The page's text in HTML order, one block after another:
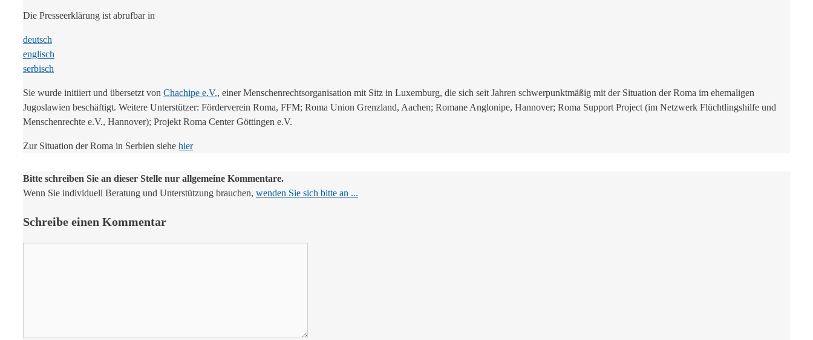
Die Presseerklärung ist abrufbar in
deutsch
englisch
serbisch
Sie wurde initiiert und übersetzt von Chachipe e.V., einer Menschenrechtsorganisation mit Sitz in Luxemburg, die sich seit Jahren schwerpunktmäßig mit der Situation der Roma im ehemaligen
Jugoslawien beschäftigt. Weitere Unterstützer: Förderverein Roma, FFM; Roma Union Grenzland, Aachen; Romane Anglonipe, Hannover; Roma Support Project (im Netzwerk Flüchtlingshilfe und
Menschenrechte e.V., Hannover); Projekt Roma Center Göttingen e.V.
Zur Situation der Roma in Serbien siehe hier
Bitte schreiben Sie an dieser Stelle nur allgemeine Kommentare.
Wenn Sie individuell Beratung und Unterstützung brauchen, wenden Sie sich bitte an ...
Schreibe einen Kommentar